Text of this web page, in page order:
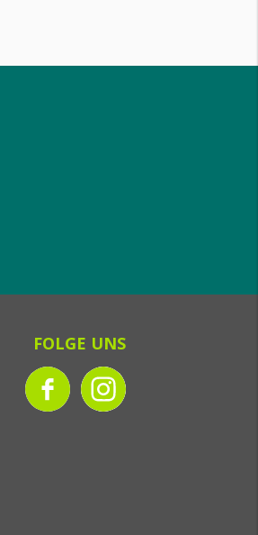
FOLGE UNS